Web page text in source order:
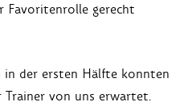
Favoritenrolle gerecht
in der ersten Hälfte konnten
von uns erwartet.